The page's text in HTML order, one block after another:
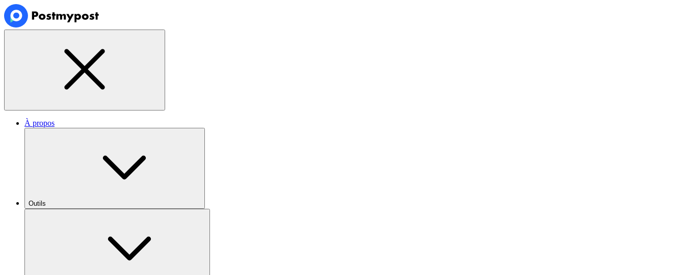
À propos
Outils